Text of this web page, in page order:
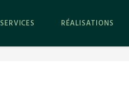
SERVICES RÉALISATIONS